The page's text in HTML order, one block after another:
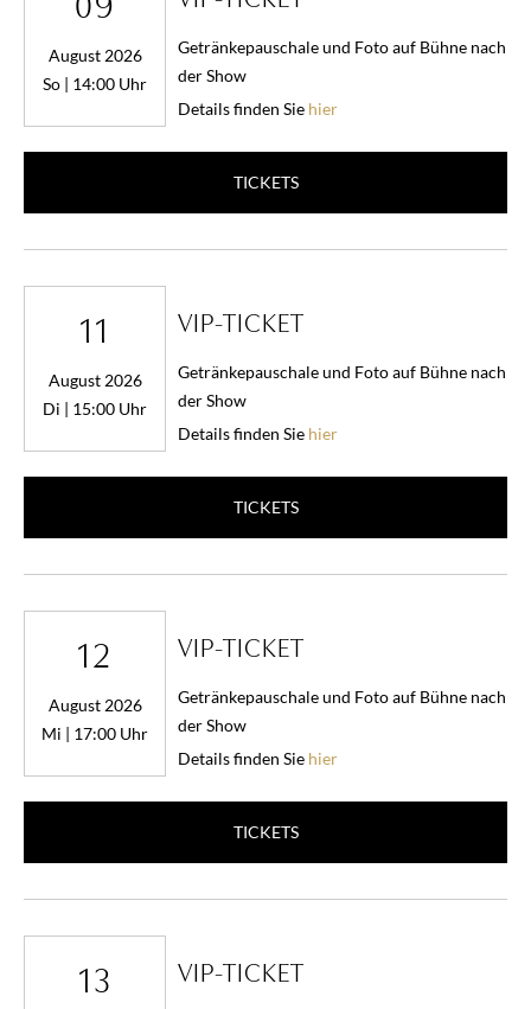
August 2026
So | 14:00 Uhr
Getränkepauschale und Foto auf Bühne nach
der Show
Details finden Sie hier
TICKETS
11
August 2026
Di | 15:00 Uhr
VIP-TICKET
Getränkepauschale und Foto auf Bühne nach
der Show
Details finden Sie hier
TICKETS
12
August 2026
Mi | 17:00 Uhr
VIP-TICKET
Getränkepauschale und Foto auf Bühne nach
der Show
Details finden Sie hier
TICKETS
13 VIP-TICKET